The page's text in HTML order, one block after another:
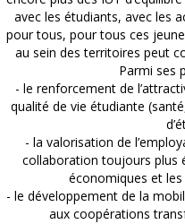
avec les étudiants, avec les
pour tous, pour tous ces
au sein des territoires peut
Parmi ses
- le renforcement de
qualité de vie étudiante
- la valorisation de
collaboration toujours plus
économiques et
- le développement de la
aux coopérations